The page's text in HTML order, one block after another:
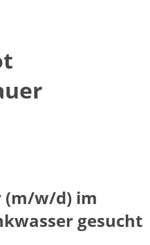
(m/w/d) im
gesucht